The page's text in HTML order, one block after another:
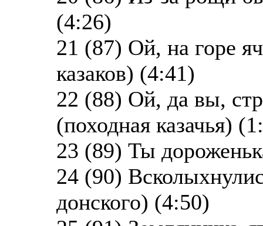
(4:26)
21 (87) Ой, на горе
казаков) (4:41)
22 (88) Ой, да вы,
(походная казачья)
23 (89) Ты
24 (90)
донского) (4:50)